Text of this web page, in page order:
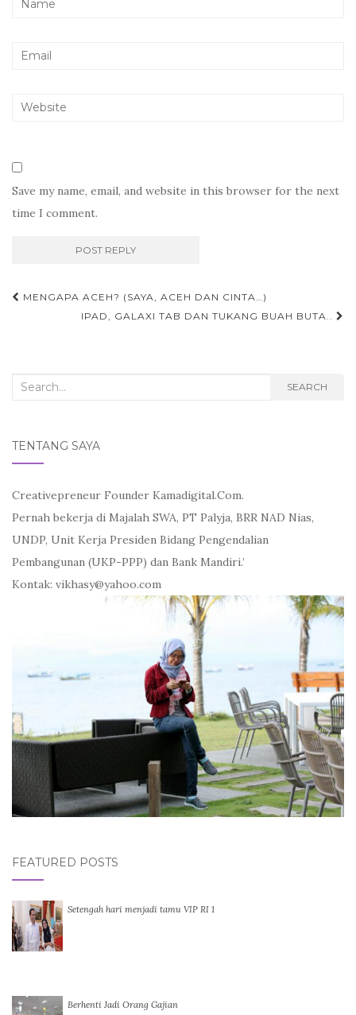
Save my name, email, and website in this browser for the next
time I comment.
Post
navigation
MENGAPA ACEH? (SAYA, ACEH DAN CINTA…)
IPAD, GALAXI TAB DAN TUKANG BUAH BUTA..
Search
SEARCH
TENTANG SAYA
Creativepreneur Founder Kamadigital.Com.
Pernah bekerja di Majalah SWA, PT Palyja, BRR NAD Nias,
UNDP, Unit Kerja Presiden Bidang Pengendalian
Pembangunan (UKP-PPP) dan Bank Mandiri.’
Kontak: vikhasy@yahoo.com
FEATURED POSTS
Setengah hari menjadi tamu VIP RI 1
Berhenti Jadi Orang Gajian